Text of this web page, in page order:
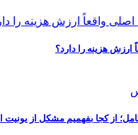
هزینه را دارد؟